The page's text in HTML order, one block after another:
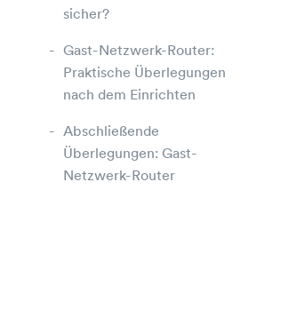
sicher?
Gast-Netzwerk-Router:
Praktische Überlegungen
nach dem Einrichten
Abschließende
Überlegungen: Gast-
Netzwerk-Router